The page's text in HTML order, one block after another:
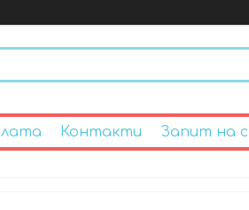
Контакти Запит на